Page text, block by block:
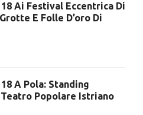
Ai Festival Eccentrica Di
E Folle D’oro Di
A Pola: Standing
Popolare Istriano